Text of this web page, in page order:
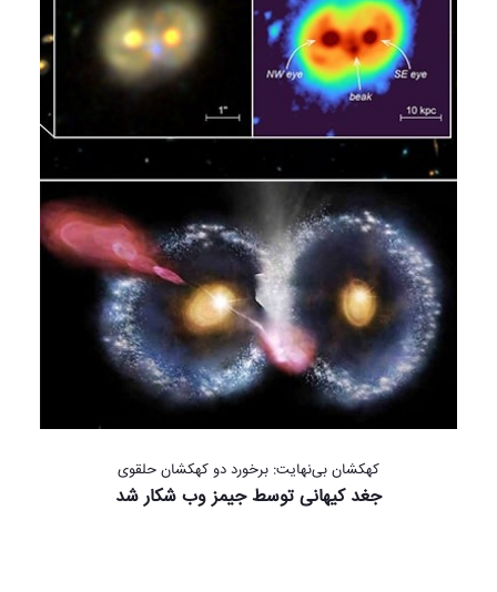
کهکشان بی‌نهایت: برخورد دو کهکشان حلقوی
جغد کیهانی توسط جیمز وب شکار شد